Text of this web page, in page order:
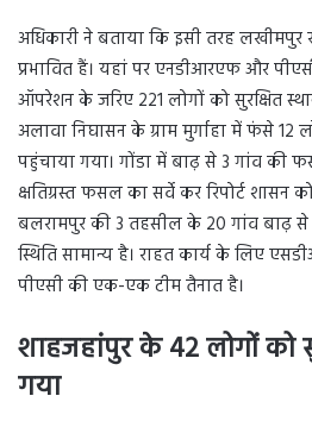
अधिकारी ने बताया कि इसी तरह
प्रभावित हैं। यहां पर एनडीआरएफ और
ऑपरेशन के जरिए 221 लोगों को सुरक्षित
अलावा निघासन के ग्राम मुर्गाहा में फंसे 12
पहुंचाया गया। गोंडा में बाढ़ से 3 गांव की
क्षतिग्रस्त फसल का सर्वे कर रिपोर्ट शासन
बलरामपुर की 3 तहसील के 20 गांव बाढ़ से
स्थिति सामान्य है। राहत कार्य के लिए
पीएसी की एक-एक टीम तैनात है।
शाहजहांपुर के 42 लोगों को
गया